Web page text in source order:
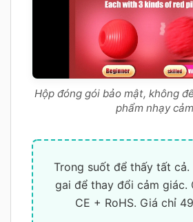
Hộp đóng gói bảo mật, không
phẩm nhạy cảm
Trong suốt để thấy tất cả.
gai để thay đổi cảm giác.
CE + RoHS. Giá chỉ